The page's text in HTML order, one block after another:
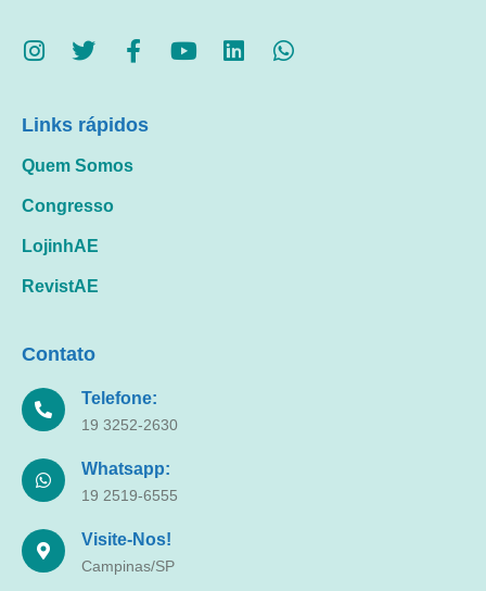
Links rápidos
Quem Somos
Congresso
LojinhAE
RevistAE
Contato
Telefone:
19 3252-2630
Whatsapp:
19 2519-6555
Visite-Nos!
Campinas/SP